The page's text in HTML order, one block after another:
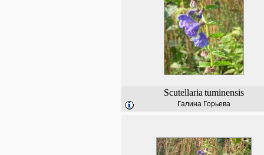
Scutellaria tuminensis
Галина Горьева